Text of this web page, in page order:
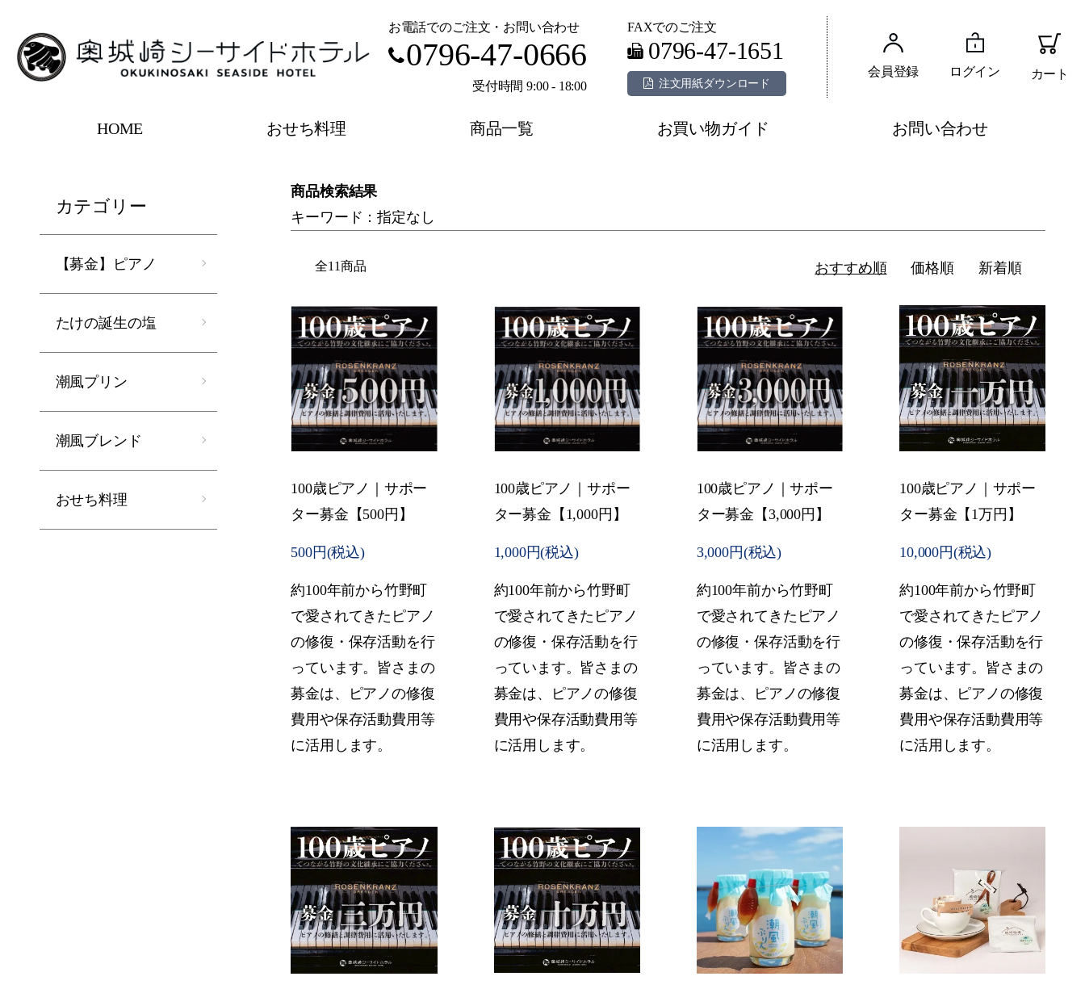
お電話でのご注文・お問い合わせ
0796-47-0666
受付時間 9:00 - 18:00
FAXでのご注文
0796-47-1651
注文用紙ダウンロード
会員登録 ログイン カート
HOME おせち料理 商品一覧 お買い物ガイド お問い合わせ
商品検索結果
キーワード：指定なし
全11商品 おすすめ順 価格順 新着順
100歳ピアノ｜サポー
ター募金【500円】
500円(税込)
約100年前から竹野町
で愛されてきたピアノ
の修復・保存活動を行
っています。皆さまの
募金は、ピアノの修復
費用や保存活動費用等
に活用します。
100歳ピアノ｜サポー
ター募金【1,000円】
1,000円(税込)
約100年前から竹野町
で愛されてきたピアノ
の修復・保存活動を行
っています。皆さまの
募金は、ピアノの修復
費用や保存活動費用等
に活用します。
100歳ピアノ｜サポー
ター募金【3,000円】
3,000円(税込)
約100年前から竹野町
で愛されてきたピアノ
の修復・保存活動を行
っています。皆さまの
募金は、ピアノの修復
費用や保存活動費用等
に活用します。
100歳ピアノ｜サポー
ター募金【1万円】
10,000円(税込)
約100年前から竹野町
で愛されてきたピアノ
の修復・保存活動を行
っています。皆さまの
募金は、ピアノの修復
費用や保存活動費用等
に活用します。
カテゴリー
【募金】ピアノ
たけの誕生の塩
潮風プリン
潮風ブレンド
おせち料理